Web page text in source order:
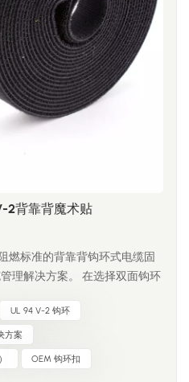
2背靠背魔术贴
燃标准的背靠背钩环式电缆固
理解决方案。 在选择双面钩环
而另一些项目则需要符合特定
行业和应用需求，我们提供标
料两种选择，让客户能够选择
UL 94 V-2 钩环
方案
OEM 钩环扣